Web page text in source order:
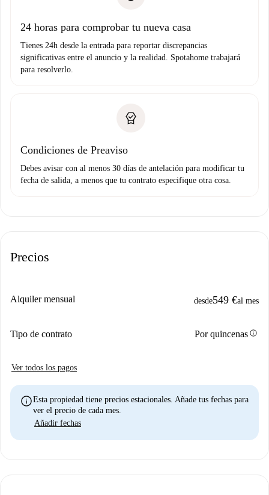
24 horas para comprobar tu nueva casa
Tienes 24h desde la entrada para reportar discrepancias
significativas entre el anuncio y la realidad. Spotahome trabajará
para resolverlo.
Condiciones de Preaviso
Debes avisar con al menos 30 días de antelación para modificar tu
fecha de salida, a menos que tu contrato especifique otra cosa.
Precios
Alquiler mensual desde549 €al mes
Tipo de contrato Por quincenasinfo
Ver todos los pagos
infoEsta propiedad tiene precios estacionales. Añade tus fechas para
ver el precio de cada mes.
Añadir fechas